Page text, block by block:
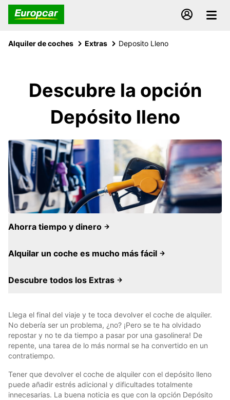
Alquiler de coches Extras Deposito Lleno
Descubre la opción
Depósito lleno
Ahorra tiempo y dinero
Alquilar un coche es mucho más fácil
Descubre todos los Extras
Llega el final del viaje y te toca devolver el coche de alquiler.
No debería ser un problema, ¿no? ¡Pero se te ha olvidado
repostar y no te da tiempo a pasar por una gasolinera! De
repente, una tarea de lo más normal se ha convertido en un
contratiempo.
Tener que devolver el coche de alquiler con el depósito lleno
puede añadir estrés adicional y dificultades totalmente
innecesarias. La buena noticia es que con la opción Depósito